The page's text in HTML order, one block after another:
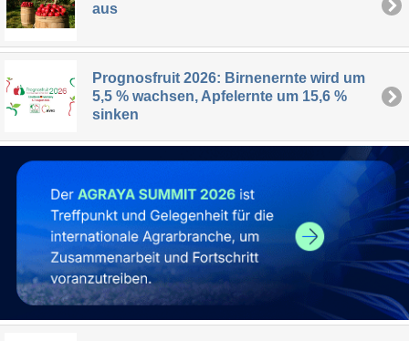
aus
Prognosfruit 2026: Birnenernte wird um
5,5 % wachsen, Apfelernte um 15,6 %
sinken